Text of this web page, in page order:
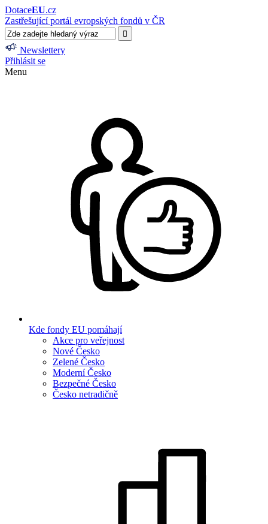
DotaceEU.cz
Zastřešující portál evropských fondů v ČR
Newslettery
Přihlásit se
Menu
Kde fondy EU pomáhají
Akce pro veřejnost
Nové Česko
Zelené Česko
Moderní Česko
Bezpečné Česko
Česko netradičně